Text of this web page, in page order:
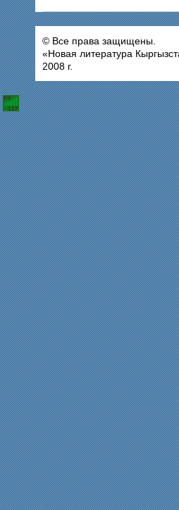
© Все права защищены.
«Новая литература
2008 г.